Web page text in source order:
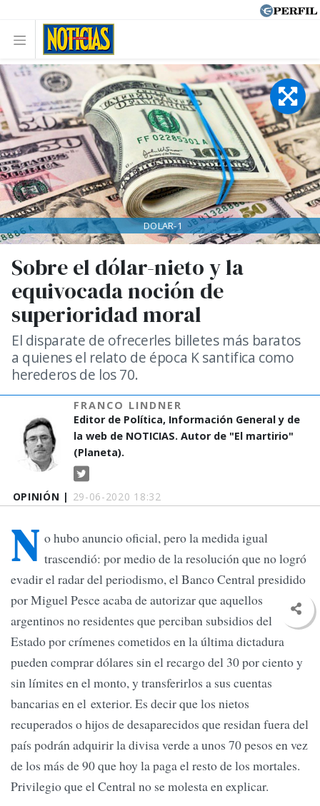
OPINIÓN | 29-06-2020 18:32
Sobre el dólar-nieto y la
equivocada noción de
superioridad moral
El disparate de ofrecerles billetes más baratos
a quienes el relato de época K santifica como
herederos de los 70.
FRANCO LINDNER
Editor de Política, Información General y de
la web de NOTICIAS. Autor de "El martirio"
(Planeta).
DOLAR-1
N o hubo anuncio oficial, pero la medida igual
trascendió: por medio de la resolución que no logró
evadir el radar del periodismo, el Banco Central presidido
por Miguel Pesce acaba de autorizar que aquellos
argentinos no residentes que perciban subsidios del
Estado por crímenes cometidos en la última dictadura
pueden comprar dólares sin el recargo del 30 por ciento y
sin límites en el monto, y transferirlos a sus cuentas
bancarias en el exterior. Es decir que los nietos
recuperados o hijos de desaparecidos que residan fuera del
país podrán adquirir la divisa verde a unos 70 pesos en vez
de los más de 90 que hoy la paga el resto de los mortales.
Privilegio que el Central no se molesta en explicar.